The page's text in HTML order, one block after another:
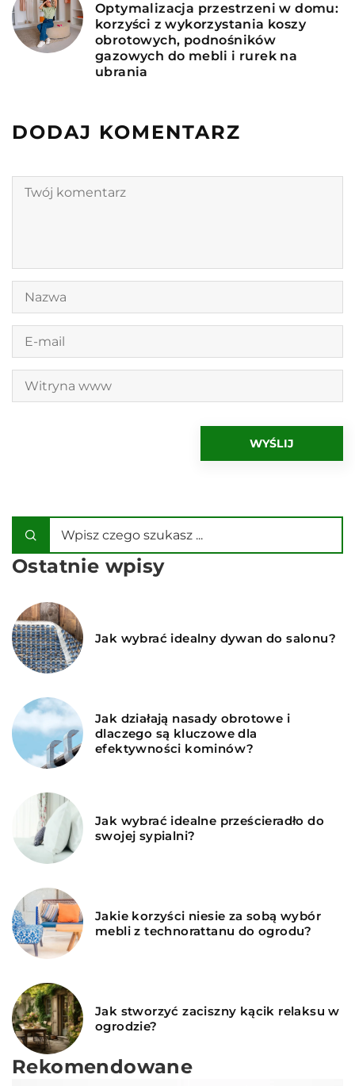
Optymalizacja przestrzeni w domu:
korzyści z wykorzystania koszy
obrotowych, podnośników
gazowych do mebli i rurek na
ubrania
DODAJ KOMENTARZ
Ostatnie wpisy
Jak wybrać idealny dywan do salonu?
Jak działają nasady obrotowe i
dlaczego są kluczowe dla
efektywności kominów?
Jak wybrać idealne prześcieradło do
swojej sypialni?
Jakie korzyści niesie za sobą wybór
mebli z technorattanu do ogrodu?
Jak stworzyć zaciszny kącik relaksu w
ogrodzie?
Rekomendowane